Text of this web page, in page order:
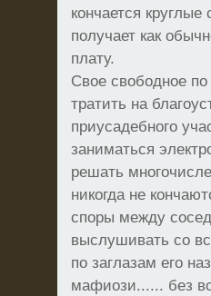
кончается
получает как
плату.
Свое свободное
тратить на
приусадебного
заниматься
решать
никогда не
споры между
выслушивать со
по заглазам его
мафиози...... без